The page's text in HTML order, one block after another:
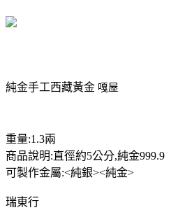
純金手工西藏黃金 嘎屋
重量:1.3兩
商品說明:直徑約5公分,純金999.9
可製作金屬:<純銀><純金>
瑞東行